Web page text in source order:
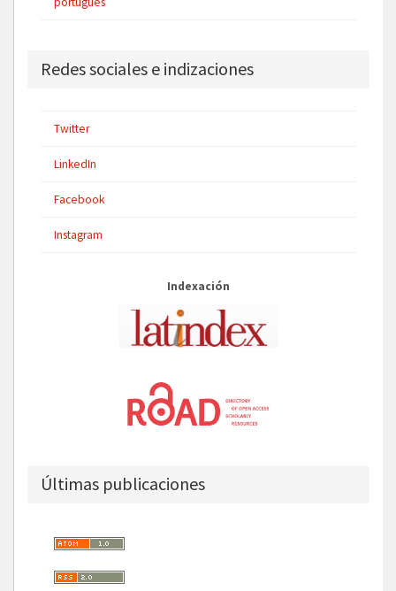
Redes sociales e indizaciones
Twitter
LinkedIn
Facebook
Instagram
Indexación
Últimas publicaciones